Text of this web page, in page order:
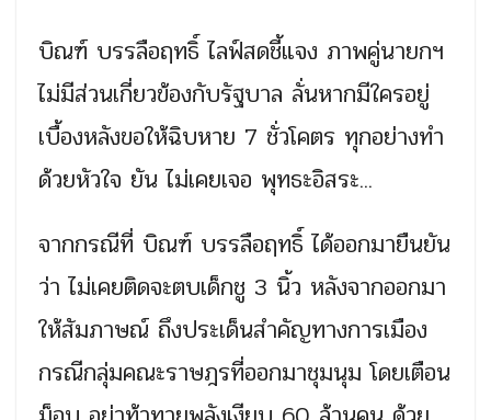
บิณฑ์ บรรลือฤทธิ์ ไลฟ์สดชี้แจง ภาพคู่นายกฯ
ไม่มีส่วนเกี่ยวข้องกับรัฐบาล ลั่นหากมีใครอยู่
เบื้องหลังขอให้ฉิบหาย 7 ชั่วโคตร ทุกอย่างทำ
ด้วยหัวใจ ยัน ไม่เคยเจอ พุทธะอิสระ...
จากกรณีที่ บิณฑ์ บรรลือฤทธิ์ ได้ออกมายืนยัน
ว่า ไม่เคยติดจะตบเด็กชู 3 นิ้ว หลังจากออกมา
ให้สัมภาษณ์ ถึงประเด็นสำคัญทางการเมือง
กรณีกลุ่มคณะราษฎรที่ออกมาชุมนุม โดยเตือน